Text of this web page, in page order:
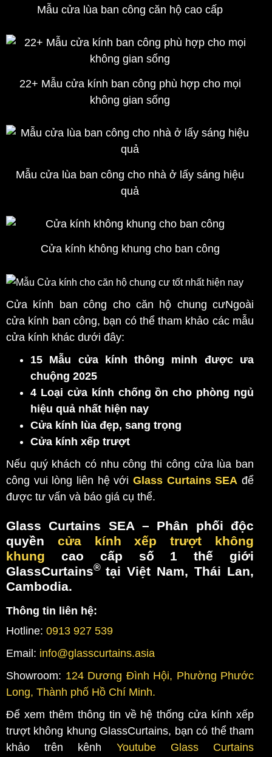
Mẫu cửa lùa ban công căn hộ cao cấp
22+ Mẫu cửa kính ban công phù hợp cho mọi
không gian sống
Mẫu cửa lùa ban công cho nhà ở lấy sáng hiệu
quả
Cửa kính không khung cho ban công
Cửa kính ban công cho căn hộ chung cưNgoài
cửa kính ban công, bạn có thể tham khảo các mẫu
cửa kính khác dưới đây:
15 Mẫu cửa kính thông minh được ưa
chuộng 2025
4 Loại cửa kính chống ồn cho phòng ngủ
hiệu quả nhất hiện nay
Cửa kính lùa đẹp, sang trọng
Cửa kính xếp trượt
Nếu quý khách có nhu công thi công cửa lùa ban
công vui lòng liên hệ với Glass Curtains SEA để
được tư vấn và báo giá cụ thể.
Glass Curtains SEA – Phân phối độc
quyền cửa kính xếp trượt không
khung cao cấp số 1 thế giới
GlassCurtains® tại Việt Nam, Thái Lan,
Cambodia.
Thông tin liên hệ:
Hotline: 0913 927 539
Email: info@glasscurtains.asia
Showroom: 124 Dương Đình Hội, Phường Phước
Long, Thành phố Hồ Chí Minh.
Để xem thêm thông tin về hệ thống cửa kính xếp
trượt không khung GlassCurtains, bạn có thể tham
khảo trên kênh Youtube Glass Curtains